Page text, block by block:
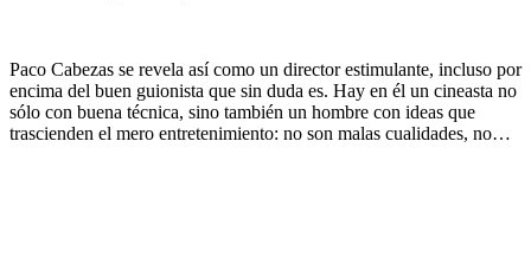
Paco Cabezas se revela así como un director estimulante, incluso por
encima del buen guionista que sin duda es. Hay en él un cineasta no
sólo con buena técnica, sino también un hombre con ideas que
trascienden el mero entretenimiento: no son malas cualidades, no…